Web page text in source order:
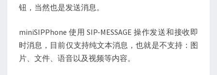
钮，当然也是发送消息。
miniSIPPhone 使用 SIP-MESSAGE 操作发送和接收即
时消息，目前仅支持纯文本消息，也就是不支持：图
片、文件、语音以及视频等内容。